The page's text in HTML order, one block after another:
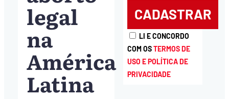
legal
na
América
Latina
LI E CONCORDO
COM OSTERMOS DE
USO E POLÍTICA DE
PRIVACIDADE